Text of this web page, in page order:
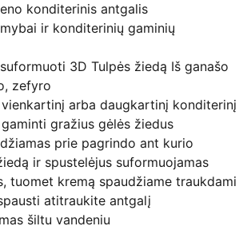
konditerinis antgalis
ir konditerinių gaminių
3D Tulpės žiedą Iš ganašo
zefyro
arba daugkartinį konditerinį
gražius gėlės žiedus
prie pagrindo ant kurio
ir spustelėjus suformuojamas
tuomet kremą spaudžiame traukdami
atitraukite antgalį
šiltu vandeniu